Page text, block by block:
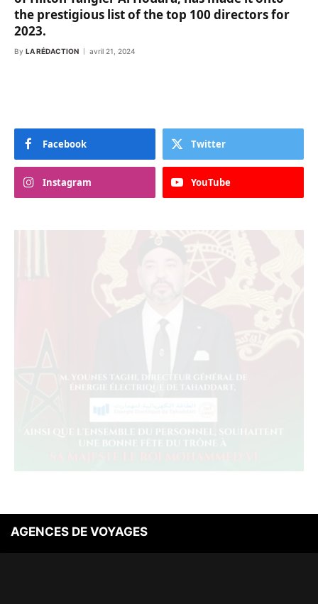
the prestigious list of the top 100 directors for
2023.
By LA RÉDACTION avril 21, 2024
Facebook Twitter
Instagram YouTube
AGENCES DE VOYAGES